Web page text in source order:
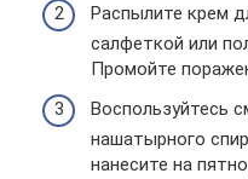
Распылите крем
салфеткой или
Промойте
Воспользуйтесь
нашатырного
нанесите на